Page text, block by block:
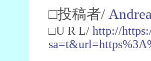
□投稿者/
□U R L/ http://